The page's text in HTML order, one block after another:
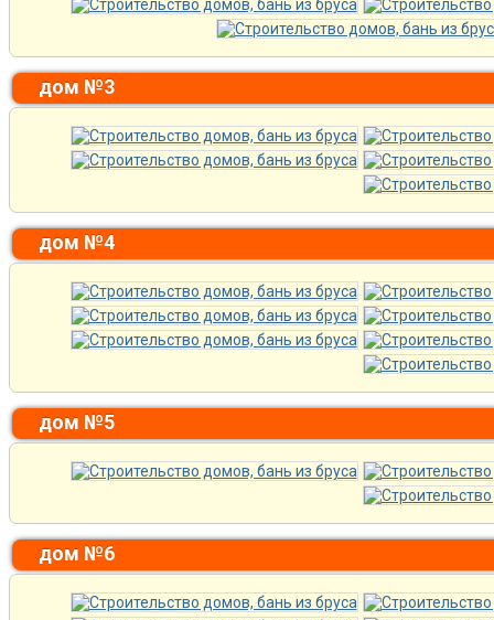
дом №3
дом №4
дом №5
дом №6